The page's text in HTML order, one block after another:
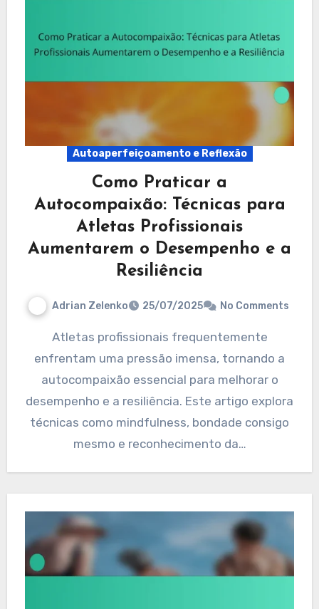
Autoaperfeiçoamento e Reflexão
Como Praticar a
Autocompaixão: Técnicas para
Atletas Profissionais
Aumentarem o Desempenho e a
Resiliência
Adrian Zelenko 25/07/2025 No Comments
Atletas profissionais frequentemente
enfrentam uma pressão imensa, tornando a
autocompaixão essencial para melhorar o
desempenho e a resiliência. Este artigo explora
técnicas como mindfulness, bondade consigo
mesmo e reconhecimento da…